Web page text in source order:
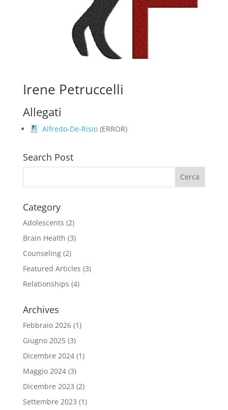
Irene Petruccelli
Allegati
Alfredo-De-Risio (ERROR)
Search Post
Category
Adolescents (2)
Brain Health (3)
Counseling(2)
Featured Articles (3)
Relationships (4)
Archives
Febbraio 2026(1)
Giugno 2025(3)
Dicembre 2024(1)
Maggio 2024(3)
Dicembre 2023 (2)
Settembre 2023 (1)